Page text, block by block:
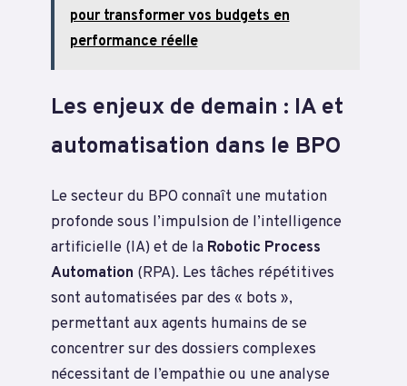
pour transformer vos budgets en
performance réelle
Les enjeux de demain : IA et
automatisation dans le BPO
Le secteur du BPO connaît une mutation
profonde sous l’impulsion de l’intelligence
artificielle (IA) et de la Robotic Process
Automation (RPA). Les tâches répétitives
sont automatisées par des « bots »,
permettant aux agents humains de se
concentrer sur des dossiers complexes
nécessitant de l’empathie ou une analyse